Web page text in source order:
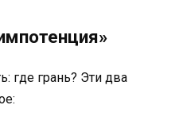
где грань? Эти два